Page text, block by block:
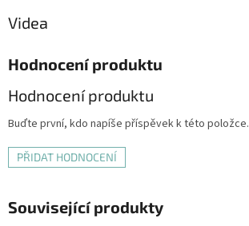
Videa
Hodnocení produktu
Hodnocení produktu
Buďte první, kdo napíše příspěvek k této položce.
PŘIDAT HODNOCENÍ
Související produkty